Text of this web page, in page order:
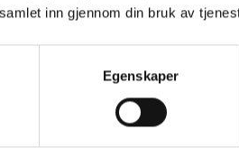
inn gjennom din bruk av
Egenskaper